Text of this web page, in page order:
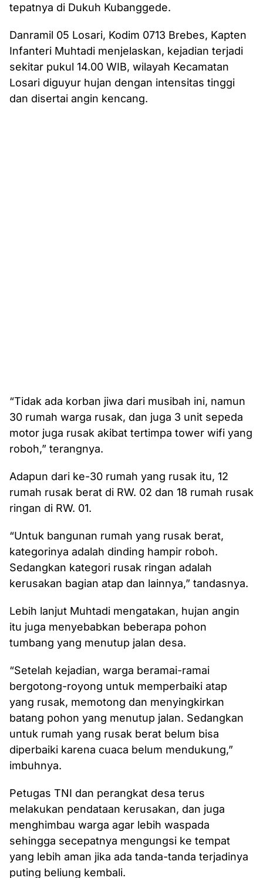
tepatnya di Dukuh Kubanggede.
Danramil 05 Losari, Kodim 0713 Brebes, Kapten
Infanteri Muhtadi menjelaskan, kejadian terjadi
sekitar pukul 14.00 WIB, wilayah Kecamatan
Losari diguyur hujan dengan intensitas tinggi
dan disertai angin kencang.
“Tidak ada korban jiwa dari musibah ini, namun
30 rumah warga rusak, dan juga 3 unit sepeda
motor juga rusak akibat tertimpa tower wifi yang
roboh,” terangnya.
Adapun dari ke-30 rumah yang rusak itu, 12
rumah rusak berat di RW. 02 dan 18 rumah rusak
ringan di RW. 01.
“Untuk bangunan rumah yang rusak berat,
kategorinya adalah dinding hampir roboh.
Sedangkan kategori rusak ringan adalah
kerusakan bagian atap dan lainnya,” tandasnya.
Lebih lanjut Muhtadi mengatakan, hujan angin
itu juga menyebabkan beberapa pohon
tumbang yang menutup jalan desa.
“Setelah kejadian, warga beramai-ramai
bergotong-royong untuk memperbaiki atap
yang rusak, memotong dan menyingkirkan
batang pohon yang menutup jalan. Sedangkan
untuk rumah yang rusak berat belum bisa
diperbaiki karena cuaca belum mendukung,”
imbuhnya.
Petugas TNI dan perangkat desa terus
melakukan pendataan kerusakan, dan juga
menghimbau warga agar lebih waspada
sehingga secepatnya mengungsi ke tempat
yang lebih aman jika ada tanda-tanda terjadinya
puting beliung kembali.